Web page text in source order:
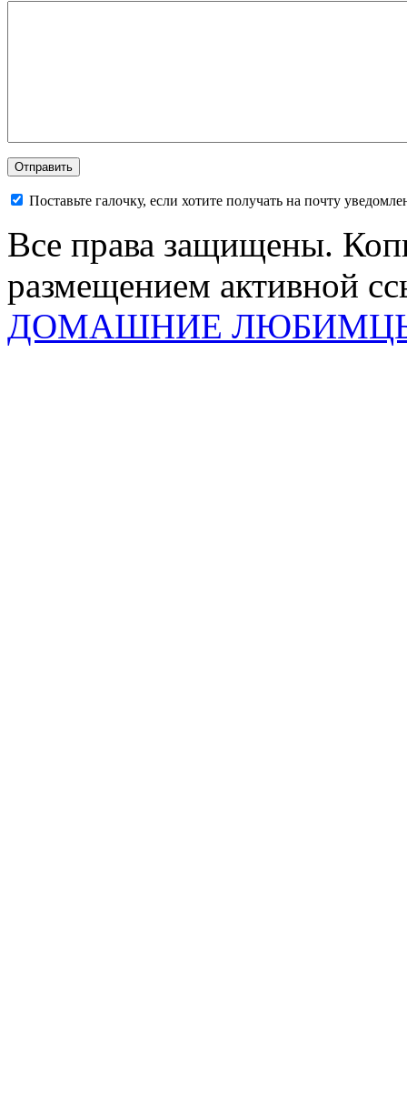
Поставьте галочку, если хотите получать на почту
Все права защищены.
размещением активной
ДОМАШНИЕ